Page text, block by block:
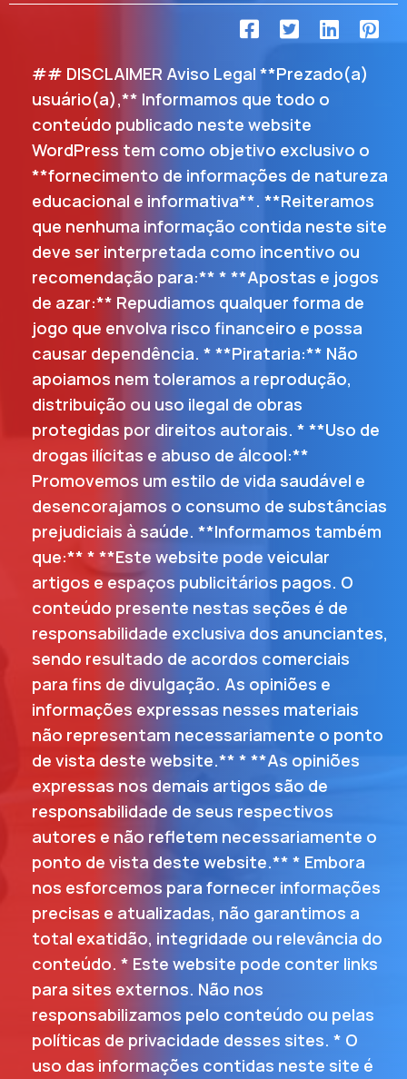
## DISCLAIMER Aviso Legal **Prezado(a)
usuário(a),** Informamos que todo o
conteúdo publicado neste website
WordPress tem como objetivo exclusivo o
**fornecimento de informações de natureza
educacional e informativa**. **Reiteramos
que nenhuma informação contida neste site
deve ser interpretada como incentivo ou
recomendação para:** * **Apostas e jogos
de azar:** Repudiamos qualquer forma de
jogo que envolva risco financeiro e possa
causar dependência. * **Pirataria:** Não
apoiamos nem toleramos a reprodução,
distribuição ou uso ilegal de obras
protegidas por direitos autorais. * **Uso de
drogas ilícitas e abuso de álcool:**
Promovemos um estilo de vida saudável e
desencorajamos o consumo de substâncias
prejudiciais à saúde. **Informamos também
que:** * **Este website pode veicular
artigos e espaços publicitários pagos. O
conteúdo presente nestas seções é de
responsabilidade exclusiva dos anunciantes,
sendo resultado de acordos comerciais
para fins de divulgação. As opiniões e
informações expressas nesses materiais
não representam necessariamente o ponto
de vista deste website.** * **As opiniões
expressas nos demais artigos são de
responsabilidade de seus respectivos
autores e não refletem necessariamente o
ponto de vista deste website.** * Embora
nos esforcemos para fornecer informações
precisas e atualizadas, não garantimos a
total exatidão, integridade ou relevância do
conteúdo. * Este website pode conter links
para sites externos. Não nos
responsabilizamos pelo conteúdo ou pelas
políticas de privacidade desses sites. * O
uso das informações contidas neste site é